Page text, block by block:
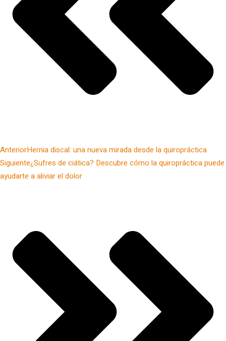
AnteriorHernia discal: una nueva mirada desde la quiropráctica
Siguiente¿Sufres de ciática? Descubre cómo la quiropráctica puede
ayudarte a aliviar el dolor